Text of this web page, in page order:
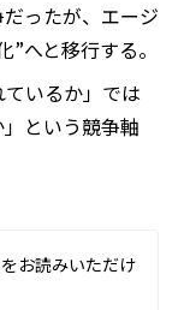
ったが、エージ
へと移行する。
いるか」では
という競争軸
お読みいただけ